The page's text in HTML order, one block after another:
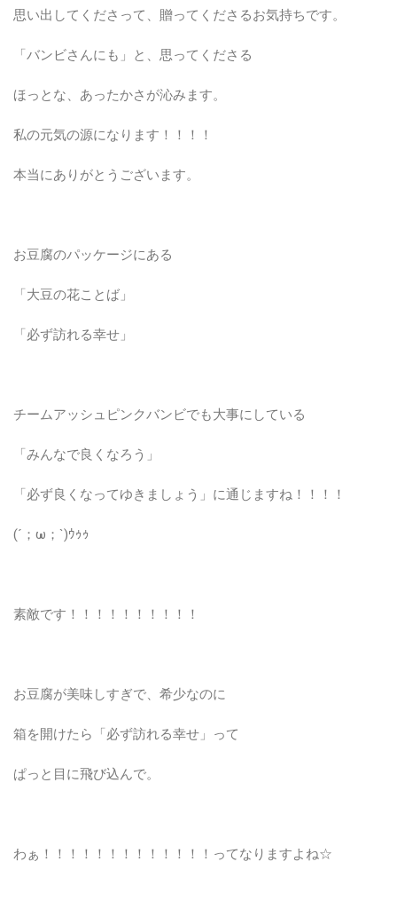
思い出してくださって、贈ってくださるお気持ちです。
「バンビさんにも」と、思ってくださる
ほっとな、あったかさが沁みます。
私の元気の源になります！！！！
本当にありがとうございます。
お豆腐のパッケージにある
「大豆の花ことば」
「必ず訪れる幸せ」
チームアッシュピンクバンビでも大事にしている
「みんなで良くなろう」
「必ず良くなってゆきましょう」に通じますね！！！！
(´；ω；`)ｳｩｩ
素敵です！！！！！！！！！！
お豆腐が美味しすぎで、希少なのに
箱を開けたら「必ず訪れる幸せ」って
ぱっと目に飛び込んで。
わぁ！！！！！！！！！！！！！ってなりますよね☆